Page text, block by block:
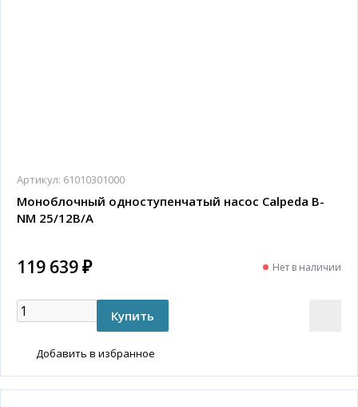
Артикул: 61010301000
Моноблочный одноступенчатый насос Calpeda B-
NM 25/12B/A
119 639 ₽ Нет в наличии
Добавить в избранное